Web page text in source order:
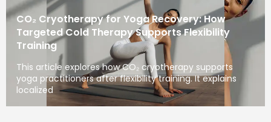
CO₂ Cryotherapy for Yoga Recovery: How
Targeted Cold Therapy Supports Flexibility
Training
This article explores how CO₂ cryotherapy supports
yoga practitioners after flexibility training. It explains
localized